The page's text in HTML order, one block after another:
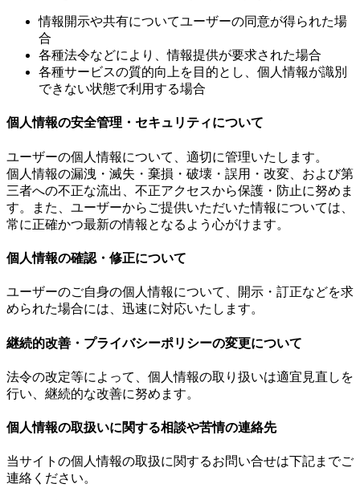
情報開示や共有についてユーザーの同意が得られた場
合
各種法令などにより、情報提供が要求された場合
各種サービスの質的向上を目的とし、個人情報が識別
できない状態で利用する場合
個人情報の安全管理・セキュリティについて
ユーザーの個人情報について、適切に管理いたします。
個人情報の漏洩・滅失・棄損・破壊・誤用・改変、および第
三者への不正な流出、不正アクセスから保護・防止に努めま
す。また、ユーザーからご提供いただいた情報については、
常に正確かつ最新の情報となるよう心がけます。
個人情報の確認・修正について
ユーザーのご自身の個人情報について、開示・訂正などを求
められた場合には、迅速に対応いたします。
継続的改善・プライバシーポリシーの変更について
法令の改定等によって、個人情報の取り扱いは適宜見直しを
行い、継続的な改善に努めます。
個人情報の取扱いに関する相談や苦情の連絡先
当サイトの個人情報の取扱に関するお問い合せは下記までご
連絡ください。